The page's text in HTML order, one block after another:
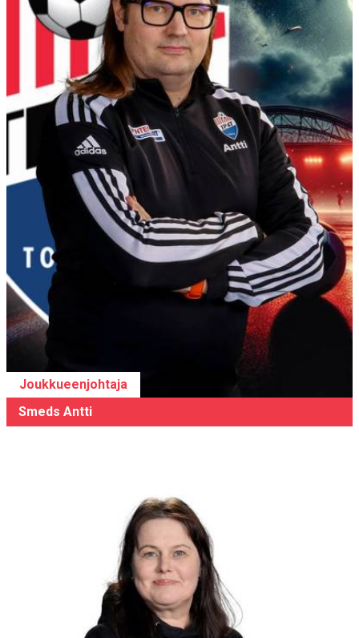
Joukkueenjohtaja
Smeds Antti